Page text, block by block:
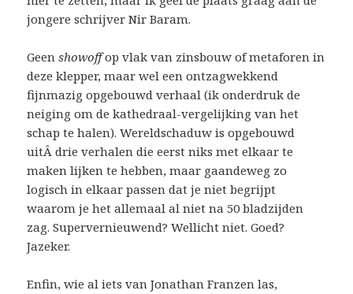
jongere schrijver Nir Baram.
Geenshowoffop vlak van zinsbouw of metaforen in
deze klepper, maar wel een ontzagwekkend
fijnmazig opgebouwd verhaal (ik onderdruk de
neiging om de kathedraal-vergelijking van het
schap te halen). Wereldschaduw is opgebouwd
uitÂ drie verhalen die eerst niks met elkaar te
maken lijken te hebben, maar gaandeweg zo
logisch in elkaar passen dat je niet begrijpt
waarom je het allemaal al niet na 50 bladzijden
zag. Supervernieuwend? Wellicht niet. Goed?
Jazeker.
Enfin, wie al iets van Jonathan Franzen las,